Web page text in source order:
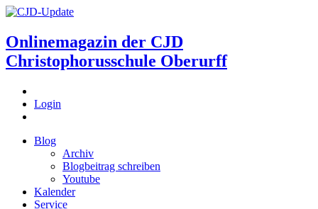
Onlinemagazin der CJD
Christophorusschule Oberurff
Login
Blog
Archiv
Blogbeitrag schreiben
Youtube
Kalender
Service